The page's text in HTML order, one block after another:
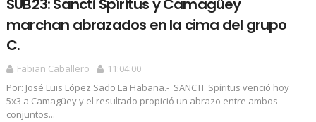
SUB23: Sancti Spíritus y Camagüey
marchan abrazados en la cima del grupo
C.
Fabian Caballero
11:04:00
Por: José Luis López Sado La Habana.- SANCTI Spíritus venció hoy
5x3 a Camagüey y el resultado propició un abrazo entre ambos
conjuntos...